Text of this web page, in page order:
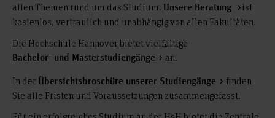
allen Themen rund um das Studium. Unsere Beratung
ist
kostenlos, vertraulich und unabhängig von allen Fakultäten.
Die Hochschule Hannover bietet vielfältige
Bachelor- und Masterstudiengänge
an.
In der Übersichtsbroschüre unserer Studiengänge
finden
Sie alle Fristen und Voraussetzungen zusammengefasst.